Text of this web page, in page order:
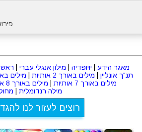
מאגר הידע יויופדיה מילון אנגלי עברי
תנ"ך אונליין
מילים באורך 2 אותיות מילים באורך 3
מילים באורך 7 אותיות
מילים באורך 8 אותיות
מילה רנדומלית
רוצים לעזור לנו